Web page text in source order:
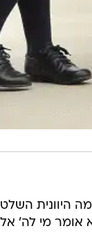
במעצמה
מי לה' אלי